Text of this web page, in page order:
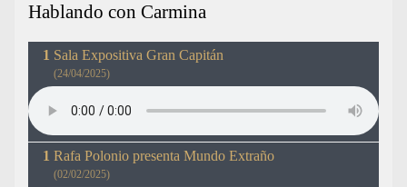
Hablando con Carmina
Sala Expositiva Gran Capitán
(24/04/2025)
Rafa Polonio presenta Mundo Extraño
(02/02/2025)